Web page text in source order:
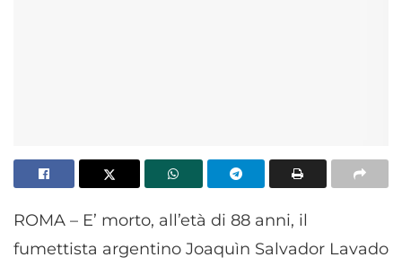
ROMA – E’ morto, all’età di 88 anni, il
fumettista argentino Joaquìn Salvador Lavado